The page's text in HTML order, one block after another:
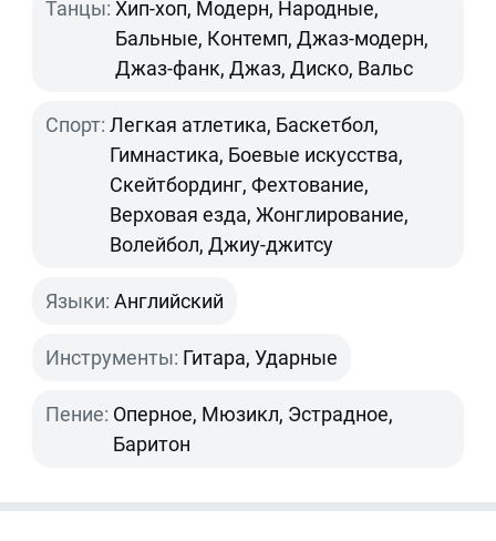
Танцы: Хип-хоп, Модерн, Народные,
Бальные, Контемп, Джаз-модерн,
Джаз-фанк, Джаз, Диско, Вальс
Спорт: Легкая атлетика, Баскетбол,
Гимнастика, Боевые искусства,
Скейтбординг, Фехтование,
Верховая езда, Жонглирование,
Волейбол, Джиу-джитсу
Языки: Английский
Инструменты: Гитара, Ударные
Пение: Оперное, Мюзикл, Эстрадное,
Баритон